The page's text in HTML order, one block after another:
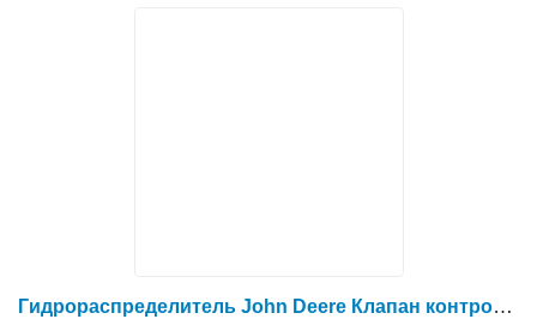
Гидрораспределитель John Deere Клапан контрольний селективний задній RE308338 для трактора колесного John Deere